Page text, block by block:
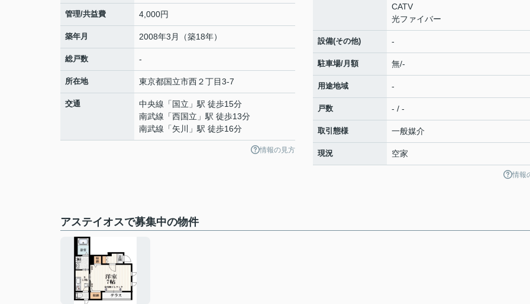
管理/共益費 4,000円
築年月 2008年3月（築18年）
総戸数 -
所在地 東京都国立市西２丁目3-7
交通 中央線 「 国立 」駅 徒歩15分
南武線 「西国立 」駅 徒歩13分
南武線 「矢川 」駅 徒歩16分
情報の見方
CATV
光ファイバー
設備(その他) -
駐車場/月額 無/-
用途地域 -
戸数 - / -
取引態様 一般媒介
現況 空家
情報
アステイオスで募集中の物件